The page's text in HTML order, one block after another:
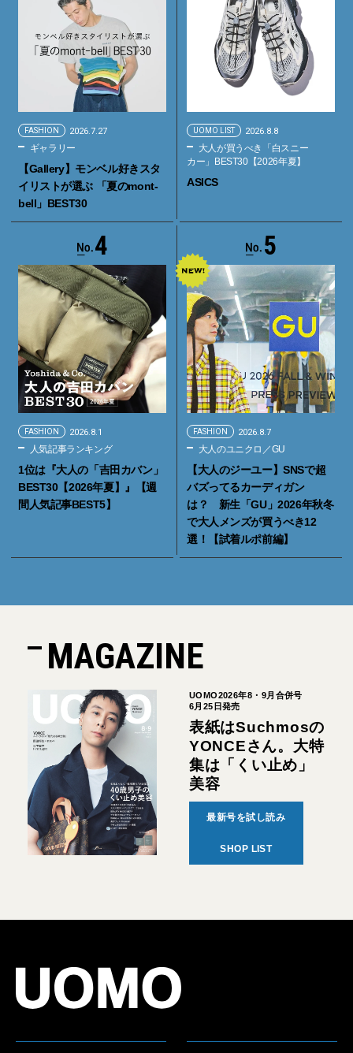
FASHION 2026.7.27
ギャラリー
【Gallery】モンベル好きスタ
イリストが選ぶ 「夏のmont-
bell」BEST30
UOMO LIST 2026.8.8
大人が買うべき「白スニー
カー」BEST30【2026年夏】
ASICS
4
FASHION 2026.8.1
人気記事ランキング
1位は『大人の「吉田カバン」
BEST30【2026年夏】』【週
間人気記事BEST5】
5
FASHION 2026.8.7
大人のユニクロ／GU
【大人のジーユー】SNSで超
バズってるカーディガン
は？ 新生「GU」2026年秋冬
で大人メンズが買うべき12
選！【試着ルポ前編】
MAGAZINE
UOMO2026年8・9月合併号
6月25日発売
表紙はSuchmosの
YONCEさん。大特
集は「くい止め」
美容
最新号を試し読み
SHOP LIST